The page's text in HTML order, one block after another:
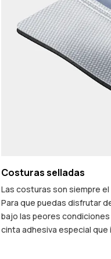
Costuras selladas
Las costuras son siempre
Para que puedas disfrutar
bajo las peores
cinta adhesiva especial que